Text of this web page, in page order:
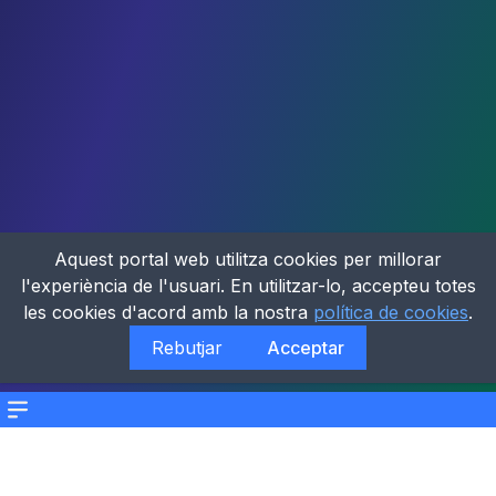
Menu
Aquest portal web utilitza cookies per millorar
l'experiència de l'usuari. En utilitzar-lo, accepteu totes
les cookies d'acord amb la nostra política de cookies.
Rebutjar
Acceptar